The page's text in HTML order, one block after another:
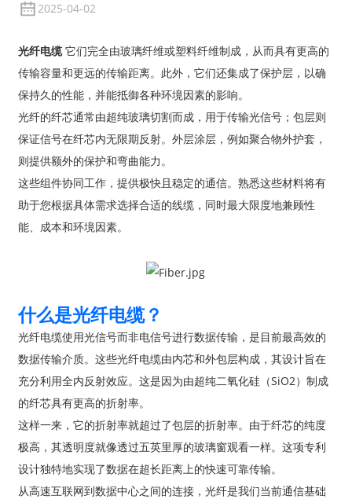
2025-04-02
光纤电缆它们完全由玻璃纤维或塑料纤维制成，从而具有更高的
传输容量和更远的传输距离。此外，它们还集成了保护层，以确
保持久的性能，并能抵御各种环境因素的影响。
光纤的纤芯通常由超纯玻璃切割而成，用于传输光信号；包层则
保证信号在纤芯内无限期反射。外层涂层，例如聚合物外护套，
则提供额外的保护和弯曲能力。
这些组件协同工作，提供极快且稳定的通信。熟悉这些材料将有
助于您根据具体需求选择合适的线缆，同时最大限度地兼顾性
能、成本和环境因素。
什么是光纤电缆？
光纤电缆使用光信号而非电信号进行数据传输，是目前最高效的
数据传输介质。这些光纤电缆由内芯和外包层构成，其设计旨在
充分利用全内反射效应。这是因为由超纯二氧化硅（SiO2）制成
的纤芯具有更高的折射率。
这样一来，它的折射率就超过了包层的折射率。由于纤芯的纯度
极高，其透明度就像透过五英里厚的玻璃窗观看一样。这项专利
设计独特地实现了数据在超长距离上的快速可靠传输。
从高速互联网到数据中心之间的连接，光纤是我们当前通信基础